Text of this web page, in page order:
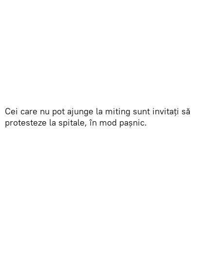
Cei care nu pot ajunge la miting sunt invitaţi să
protesteze la spitale, în mod paşnic.